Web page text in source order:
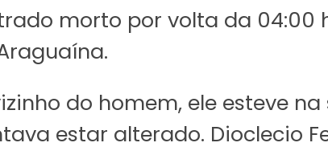
morto por volta da
do homem, ele esteve
estar alterado. Dioclecio